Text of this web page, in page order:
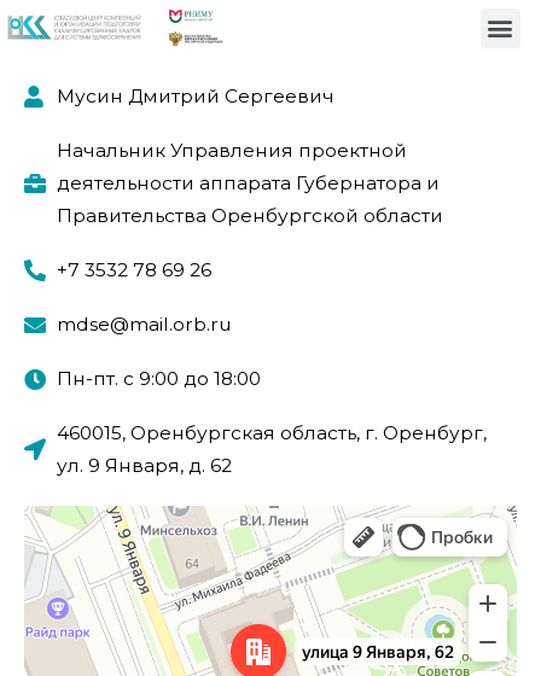
Мусин Дмитрий Сергеевич
Начальник Управления проектной
деятельности аппарата Губернатора и
Правительства Оренбургской области
+7 3532 78 69 26
mdse@mail.orb.ru
Пн-пт. с 9:00 до 18:00
460015, Оренбургская область, г. Оренбург,
ул. 9 Января, д. 62
Оренбург
Улица 9 Января, 62 — Яндекс.Карты